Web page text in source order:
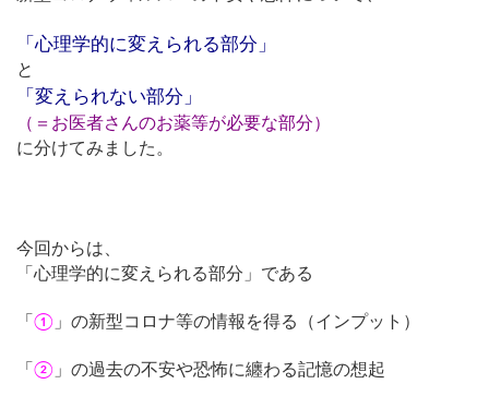
「心理学的に変えられる部分」
と
「変えられない部分」
（＝お医者さんのお薬等が必要な部分）
に分けてみました。
今回からは、
「心理学的に変えられる部分」である
「 ① 」の新型コロナ等の情報を得る（インプット）
「 ② 」の過去の不安や恐怖に纏わる記憶の想起